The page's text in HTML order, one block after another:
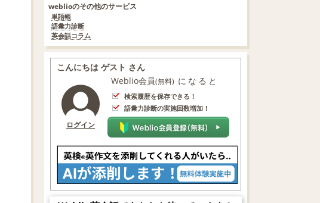
weblioのその他のサービス
単語帳
語彙力診断
英会話コラム
こんにちは ゲスト さん
ログイン
Weblio会員(無料) になると
検索履歴を保存できる！
語彙力診断の実施回数増加！